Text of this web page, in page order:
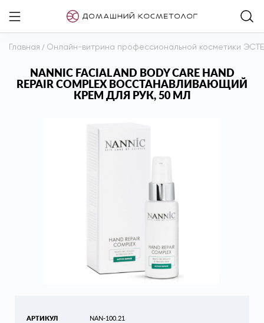
Главная / Онлайн-витрина профессиональной косметики
NANNIC FACIAL AND BODY CARE HAND
REPAIR COMPLEX ВОССТАНАВЛИВАЮЩИЙ
КРЕМ ДЛЯ РУК, 50 МЛ
АРТИКУЛ NAN-100.21